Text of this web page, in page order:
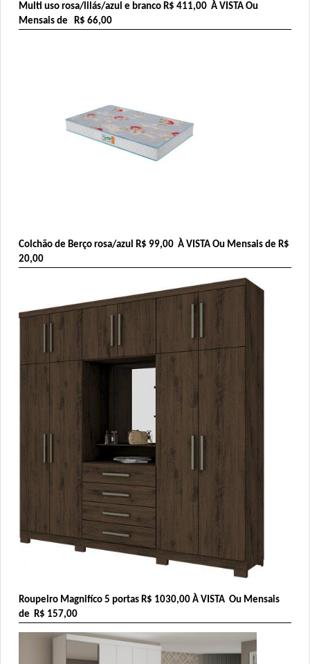
Multi uso rosa/lilás/azul e branco R$ 411,00 À VISTA Ou
Mensais de   R$ 66,00
Colchão de Berço rosa/azul R$ 99,00 À VISTA Ou Mensais de R$
20,00
Roupeiro Magnifíco 5 portas R$ 1030,00 À VISTA  Ou Mensais
de  R$ 157,00